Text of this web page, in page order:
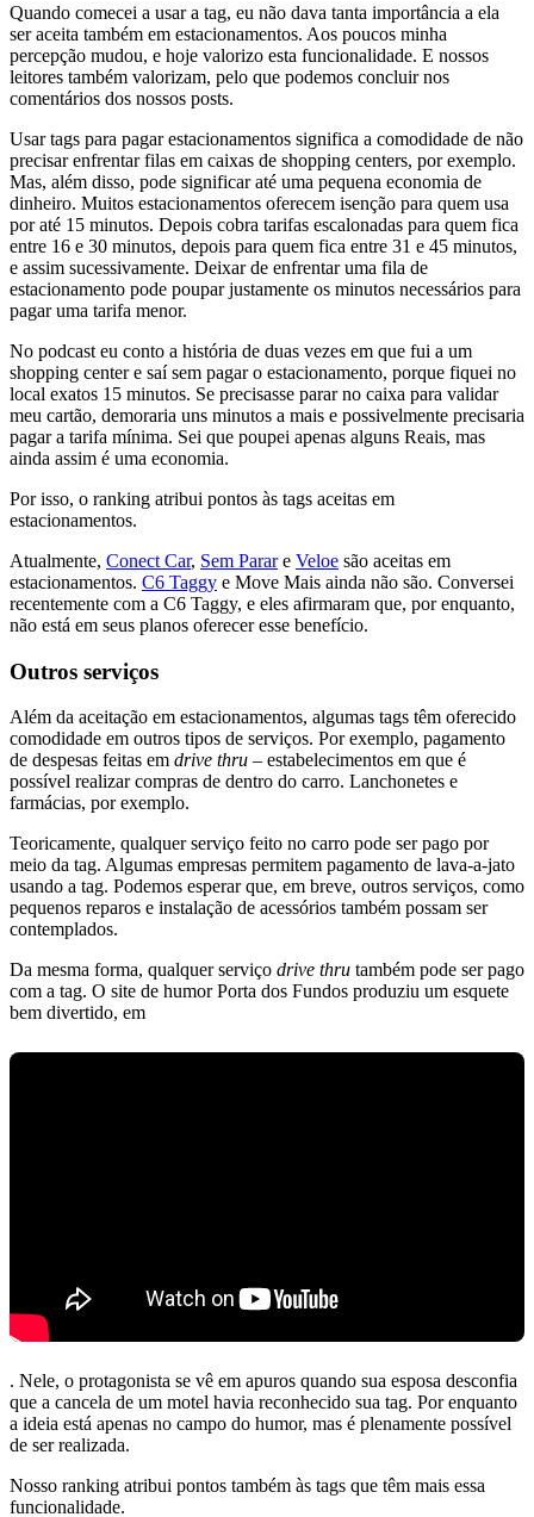
Quando comecei a usar a tag, eu não dava tanta importância a ela
ser aceita também em estacionamentos. Aos poucos minha
percepção mudou, e hoje valorizo esta funcionalidade. E nossos
leitores também valorizam, pelo que podemos concluir nos
comentários dos nossos posts.
Usar tags para pagar estacionamentos significa a comodidade de não
precisar enfrentar filas em caixas de shopping centers, por exemplo.
Mas, além disso, pode significar até uma pequena economia de
dinheiro. Muitos estacionamentos oferecem isenção para quem usa
por até 15 minutos. Depois cobra tarifas escalonadas para quem fica
entre 16 e 30 minutos, depois para quem fica entre 31 e 45 minutos,
e assim sucessivamente. Deixar de enfrentar uma fila de
estacionamento pode poupar justamente os minutos necessários para
pagar uma tarifa menor.
No podcast eu conto a história de duas vezes em que fui a um
shopping center e saí sem pagar o estacionamento, porque fiquei no
local exatos 15 minutos. Se precisasse parar no caixa para validar
meu cartão, demoraria uns minutos a mais e possivelmente precisaria
pagar a tarifa mínima. Sei que poupei apenas alguns Reais, mas
ainda assim é uma economia.
Por isso, o ranking atribui pontos às tags aceitas em
estacionamentos.
Atualmente, Conect Car, Sem Parare Veloe são aceitas em
estacionamentos. C6 Taggy e Move Mais ainda não são. Conversei
recentemente com a C6 Taggy, e eles afirmaram que, por enquanto,
não está em seus planos oferecer esse benefício.
Outros serviços
Além da aceitação em estacionamentos, algumas tags têm oferecido
comodidade em outros tipos de serviços. Por exemplo, pagamento
de despesas feitas em drive thru – estabelecimentos em que é
possível realizar compras de dentro do carro. Lanchonetes e
farmácias, por exemplo.
Teoricamente, qualquer serviço feito no carro pode ser pago por
meio da tag. Algumas empresas permitem pagamento de lava-a-jato
usando a tag. Podemos esperar que, em breve, outros serviços, como
pequenos reparos e instalação de acessórios também possam ser
contemplados.
Da mesma forma, qualquer serviço drive thru também pode ser pago
com a tag. O site de humor Porta dos Fundos produziu um esquete
bem divertido, em
. Nele, o protagonista se vê em apuros quando sua esposa desconfia
que a cancela de um motel havia reconhecido sua tag. Por enquanto
a ideia está apenas no campo do humor, mas é plenamente possível
de ser realizada.
Nosso ranking atribui pontos também às tags que têm mais essa
funcionalidade.